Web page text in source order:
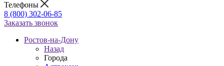
Телефоны
8 (800) 302-06-85
Заказать звонок
Ростов-на-Дону
Назад
Города